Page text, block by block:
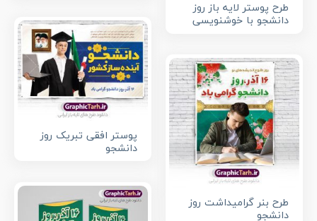
طرح پوستر لایه باز روز
دانشجو با خوشنویسی
پوستر افقی تبریک روز
دانشجو
طرح بنر گرامیداشت روز
دانشجو